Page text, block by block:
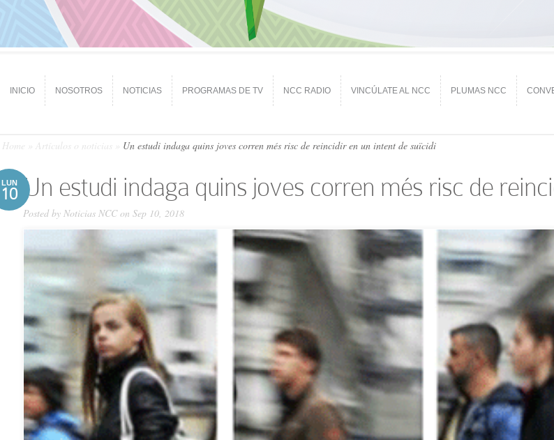
INICIO NOSOTROS NOTICIAS PROGRAMAS DE TV NCC RADIO VINCÚLATE AL NCC PLUMAS NCC
Home Artículos o noticias Un estudi indaga quins joves corren més risc de reincidir en un intent de suïcidi
LUN
10 Un estudi indaga quins joves corren més risc de
Posted by Noticias NCCon Sep 10, 2018